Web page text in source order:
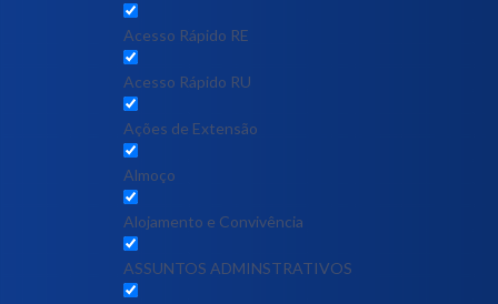
Acesso Rápido RE
Acesso Rápido RU
Ações de Extensão
Almoço
Alojamento e Convivência
ASSUNTOS ADMINSTRATIVOS